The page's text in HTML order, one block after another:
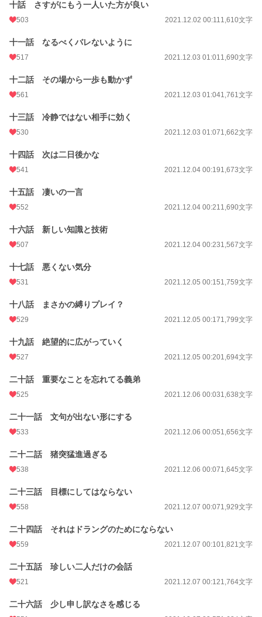
十話 さすがにもう一人いた方が良い
503 2021.12.02 00:111,610文字
十一話 なるべくバレないように
517 2021.12.03 01:011,690文字
十二話 その場から一歩も動かず
561 2021.12.03 01:041,761文字
十三話 冷静ではない相手に効く
530 2021.12.03 01:071,662文字
十四話 次は二日後かな
541 2021.12.04 00:191,673文字
十五話 凄いの一言
552 2021.12.04 00:211,690文字
十六話 新しい知識と技術
507 2021.12.04 00:231,567文字
十七話 悪くない気分
531 2021.12.05 00:151,759文字
十八話 まさかの縛りプレイ？
529 2021.12.05 00:171,799文字
十九話 絶望的に広がっていく
527 2021.12.05 00:201,694文字
二十話 重要なことを忘れてる義弟
525 2021.12.06 00:031,638文字
二十一話 文句が出ない形にする
533 2021.12.06 00:051,656文字
二十二話 猪突猛進過ぎる
538 2021.12.06 00:071,645文字
二十三話 目標にしてはならない
558 2021.12.07 00:071,929文字
二十四話 それはドラングのためにならない
559 2021.12.07 00:101,821文字
二十五話 珍しい二人だけの会話
521 2021.12.07 00:121,764文字
二十六話 少し申し訳なさを感じる